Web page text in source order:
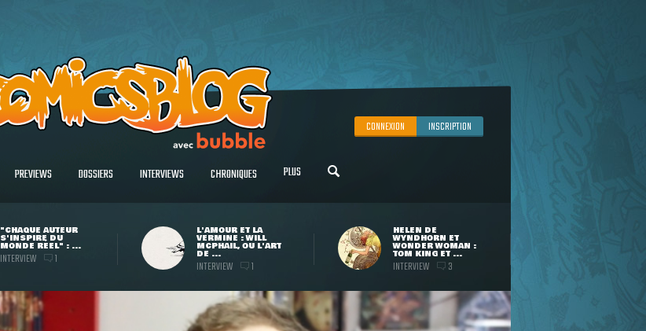
CONNEXION INSCRIPTION
PREVIEWS DOSSIERS INTERVIEWS CHRONIQUES PLUS
"CHAQUE AUTEUR
S'INSPIRE DU
MONDE RÉEL" : ...
INTERVIEW 1
L'AMOUR ET LA
VERMINE : WILL
MCPHAIL, OU L'ART
DE ...
INTERVIEW 1
HELEN DE
WYNDHORN ET
WONDER WOMAN :
TOM KING ET ...
INTERVIEW 3